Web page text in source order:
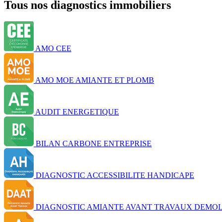
Tous nos diagnostics immobiliers
AMO CEE
AMO MOE AMIANTE ET PLOMB
AUDIT ENERGETIQUE
BILAN CARBONE ENTREPRISE
DIAGNOSTIC ACCESSIBILITE HANDICAPE
DIAGNOSTIC AMIANTE AVANT TRAVAUX